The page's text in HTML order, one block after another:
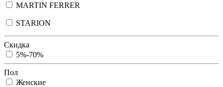
MARTIN FERRER
STARION
Скидка
5%-70%
Пол
Женские